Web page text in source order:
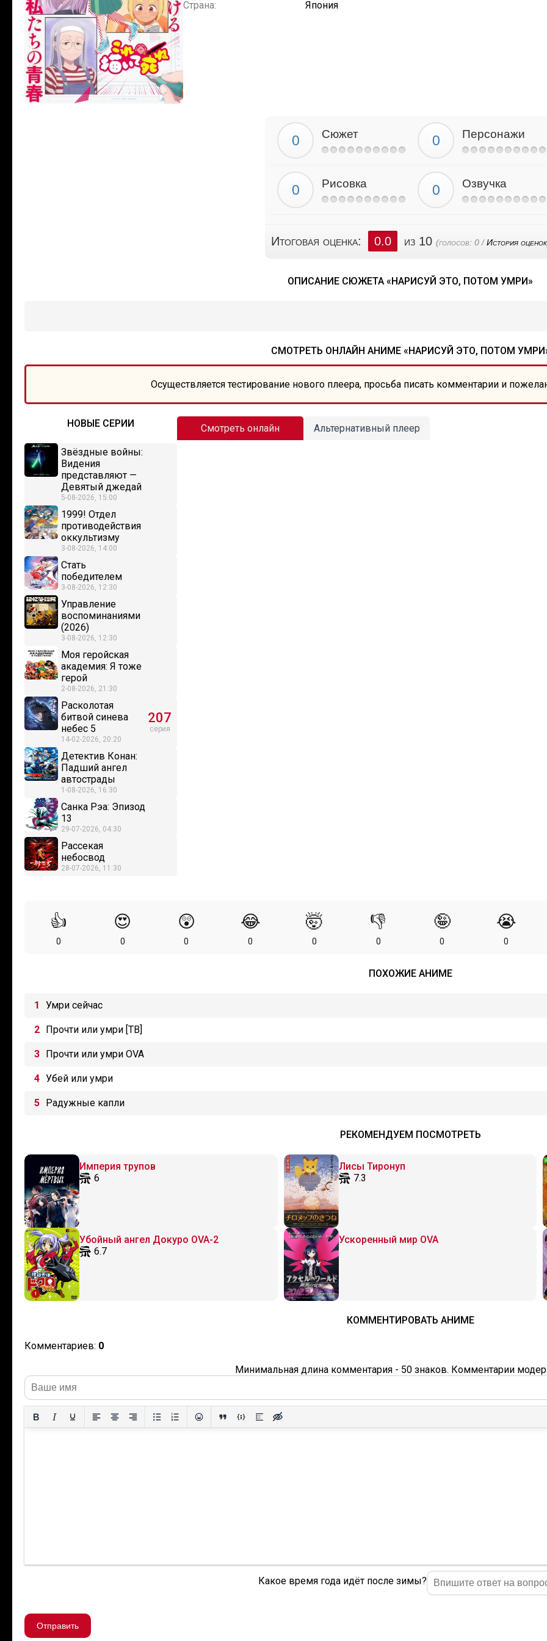
Страна:
Япония
Сюжет Персонажи
Рисовка Озвучка
Итоговая оценка: 0.0 из 10 (голосов: 0/История оценок
ОПИСАНИЕ СЮЖЕТА «НАРИСУЙ ЭТО, ПОТОМ УМРИ»
СМОТРЕТЬ ОНЛАЙН АНИМЕ «НАРИСУЙ ЭТО, ПОТОМ
Осуществляется тестирование нового плеера, просьба писать комментарии и
НОВЫЕ СЕРИИ
Звёздные войны:
Видения
представляют —
Девятый джедай
5-08-2026, 15:00
1999! Отдел
противодействия
оккультизму
3-08-2026, 14:00
Стать
победителем
3-08-2026, 12:30
Управление
воспоминаниями
(2026)
3-08-2026, 12:30
Моя геройская
академия: Я тоже
герой
2-08-2026, 21:30
Расколотая
битвой синева
небес 5
14-02-2026, 20:20
207
серия
Детектив Конан:
Падший ангел
автострады
1-08-2026, 16:30
Санка Рэа: Эпизод
13
29-07-2026, 04:30
Рассекая
небосвод
28-07-2026, 11:30
Смотреть онлайн Альтернативный плеер
👍
0
😍
0
😲
0
😂
0
🤯
0
👎
0
🤪
0
😭
0
ПОХОЖИЕ АНИМЕ
Умри сейчас
Прочти или умри [ТВ]
Прочти или умри OVA
Убей или умри
Радужные капли
РЕКОМЕНДУЕМ ПОСМОТРЕТЬ
Империя трупов
6
Лисы Тиронуп
7.3
Убойный ангел Докуро OVA-2
6.7
Ускоренный мир OVA
КОММЕНТИРОВАТЬ АНИМЕ
Комментариев: 0
Минимальная длина комментария - 50 знаков. Комментарии
Какое время года идёт после зимы?
Отправить